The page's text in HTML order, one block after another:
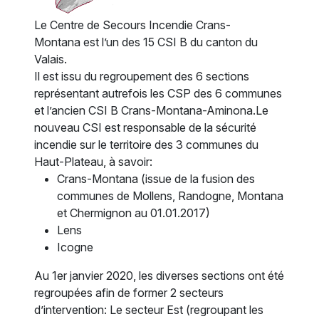
Le Centre de Secours Incendie Crans-
Montana est l’un des 15 CSI B du canton du
Valais.
Il est issu du regroupement des 6 sections
représentant autrefois les CSP des 6 communes
et l’ancien CSI B Crans-Montana-Aminona.Le
nouveau CSI est responsable de la sécurité
incendie sur le territoire des 3 communes du
Haut-Plateau, à savoir:
Crans-Montana (issue de la fusion des
communes de Mollens, Randogne, Montana
et Chermignon au 01.01.2017)
Lens
Icogne
Au 1er janvier 2020, les diverses sections ont été
regroupées afin de former 2 secteurs
d’intervention: Le secteur Est (regroupant les